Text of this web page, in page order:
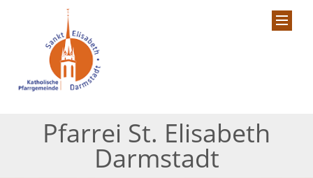
Pfarrei St. Elisabeth
Darmstadt